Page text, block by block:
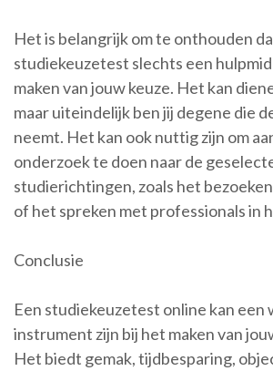
Het is belangrijk om te onthouden
studiekeuzetest slechts een
maken van jouw keuze. Het kan
maar uiteindelijk ben jij degene die
neemt. Het kan ook nuttig zijn om
onderzoek te doen naar de
studierichtingen, zoals het
of het spreken met professionals in
Conclusie
Een studiekeuzetest online kan een
instrument zijn bij het maken van
Het biedt gemak, tijdbesparing,